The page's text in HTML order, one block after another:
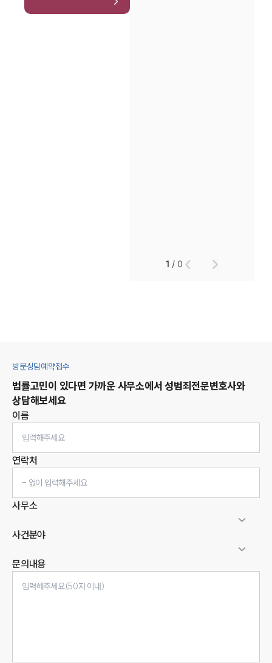
1 /0
방문상담예약접수
법률고민이 있다면 가까운 사무소에서 성범죄전문변호사와
상담해보세요
이름
연락처
사무소
사건분야
문의내용